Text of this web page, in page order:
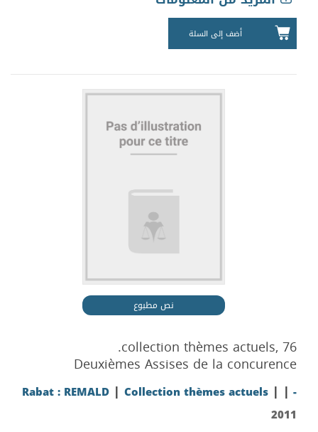
أضف إلى السلة
نص مطبوع
collection thèmes actuels, 76.
Deuxièmes Assises de la concurence
-
|
Rabat : REMALD | Collection thèmes actuels |
2011